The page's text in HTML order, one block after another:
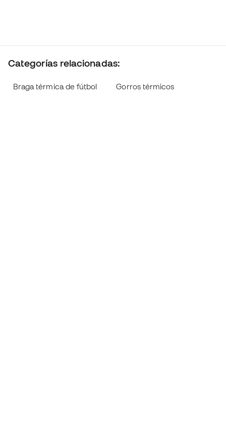
Categorías relacionadas:
Braga térmica de fútbol Gorros térmicos